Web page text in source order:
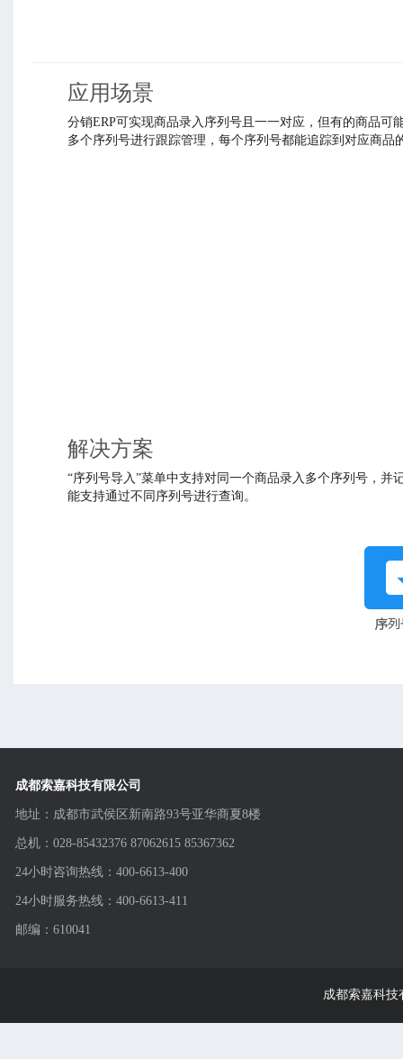
应用场景
分销ERP可实现商品录入序列号且一一对应，但有的商品
多个序列号进行跟踪管理，每个序列号都能追踪到对应商品
解决方案
“序列号导入”菜单中支持对同一个商品录入多个序列号，
能支持通过不同序列号进行查询。
成都索嘉科技有限公司
地址：成都市武侯区新南路93号亚华商夏8楼
总机：028-85432376 87062615 85367362
24小时咨询热线：400-6613-400
24小时服务热线：400-6613-411
邮编：610041
成都索嘉科技